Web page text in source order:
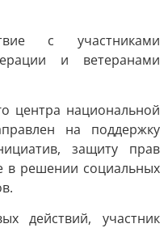
с участниками
и ветеранами
центра национальной
на поддержку
защиту прав
в решении социальных
действий, участник